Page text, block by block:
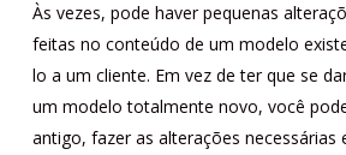
Às vezes, pode haver pequenas
feitas no conteúdo de um modelo
lo a um cliente. Em vez de ter que se
um modelo totalmente novo, você
antigo, fazer as alterações necessárias